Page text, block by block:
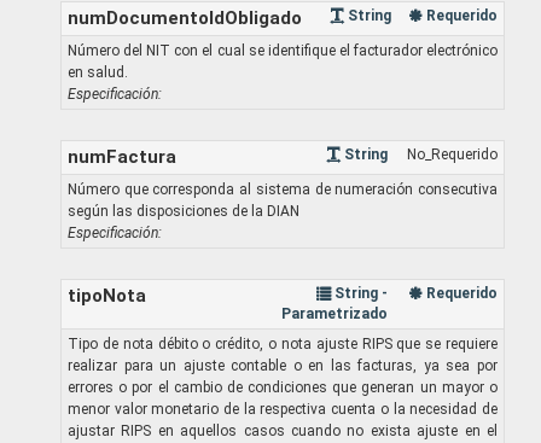
numDocumentoldObligado String Requerido
Número del NIT con el cual se identifique el facturador electrónico
en salud.
Especificación:
numFactura String No_Requerido
Número que corresponda al sistema de numeración consecutiva
según las disposiciones de la DIAN
Especificación:
tipoNota
String -
Parametrizado
Requerido
Tipo de nota débito o crédito, o nota ajuste RIPS que se requiere
realizar para un ajuste contable o en las facturas, ya sea por
errores o por el cambio de condiciones que generan un mayor o
menor valor monetario de la respectiva cuenta o la necesidad de
ajustar RIPS en aquellos casos cuando no exista ajuste en el